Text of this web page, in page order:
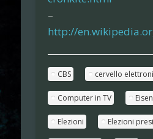
–
http://
CBS cervello
Computer in TV
Elezioni Elezioni